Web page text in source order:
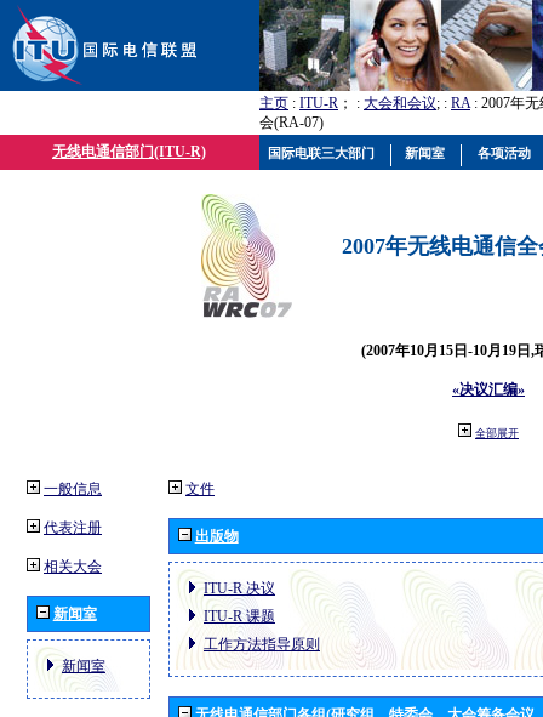
主页 : ITU-R ； : 大会和会议; : RA: 2007年
会(RA-07)
无线电通信部门(ITU-R)
2007年无线电通信
(2007年10月15日-10月19日,
«决议汇编»
全部展开
一般信息
代表注册
相关大会
新闻室
新闻室
文件
出版物
ITU-R 决议
ITU-R 课题
工作方法指导原则
国际电联三大部门 新闻室 各项活动